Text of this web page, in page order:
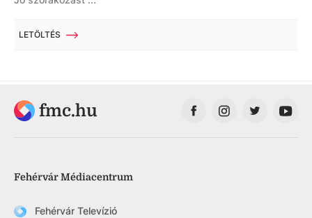
LETÖLTÉS
fmc.hu
Fehérvár Médiacentrum
Fehérvár Televízió